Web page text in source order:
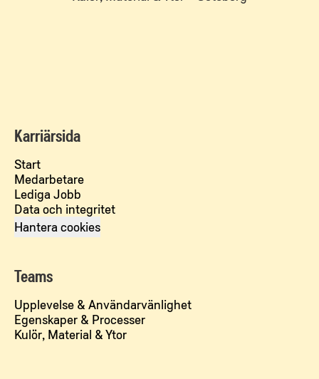
Karriärsida
Start
Medarbetare
Lediga Jobb
Data och integritet
Hantera cookies
Teams
Upplevelse & Användarvänlighet
Egenskaper & Processer
Kulör, Material & Ytor